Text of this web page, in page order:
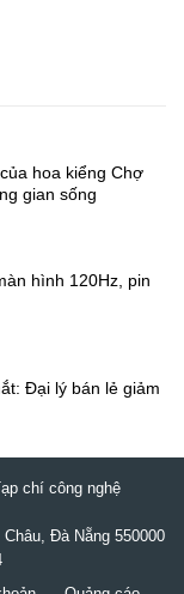
hoa kiểng Chợ
hình 120Hz, pin
Đại lý bán lẻ giảm